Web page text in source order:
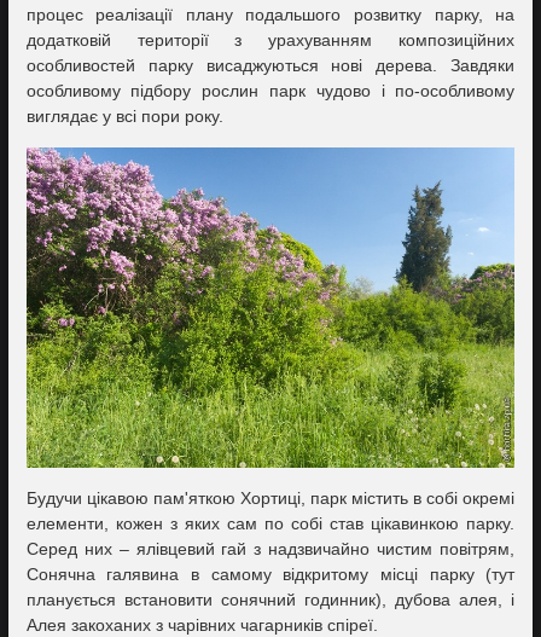
процес реалізації плану подальшого розвитку парку, на
додатковій території з урахуванням композиційних
особливостей парку висаджуються нові дерева. Завдяки
особливому підбору рослин парк чудово і по-особливому
виглядає у всі пори року.
Будучи цікавою пам'яткою Хортиці, парк містить в собі окремі
елементи, кожен з яких сам по собі став цікавинкою парку.
Серед них – ялівцевий гай з надзвичайно чистим повітрям,
Сонячна галявина в самому відкритому місці парку (тут
планується встановити сонячний годинник), дубова алея, і
Алея закоханих з чарівних чагарників спіреї.